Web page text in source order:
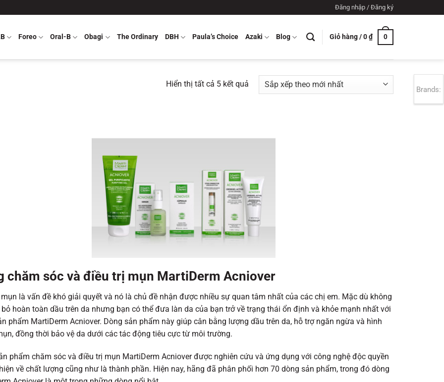
Đăng nhập / Đăng ký
Foreo Oral-B Obagi The Ordinary DBH Paula’s Choice Azaki Blog Giỏ hàng /0₫ 0
Hiển thị tất cả 5 kết quảĐã
sắp
chăm sóc và điều trị mụn MartiDerm Acniover
là vấn đề khó giải quyết và nó là chủ đề nhận được nhiều sự quan tâm nhất của các chị em. Mặc dù không
hoàn toàn dầu trên da nhưng bạn có thể đưa làn da của bạn trở về trạng thái ổn định và khỏe mạnh nhất với
phẩm MartiDerm Acniover. Dòng sản phẩm này giúp cân bằng lượng dầu trên da, hỗ trợ ngăn ngừa và hình
đồng thời bảo vệ da dưới các tác động tiêu cực từ môi trường.
phẩm chăm sóc và điều trị mụn MartiDerm Acniover được nghiên cứu và ứng dụng với công nghệ độc quyền
về chất lượng cũng như là thành phần. Hiện nay, hãng đã phân phối hơn 70 dòng sản phẩm, trong đó dòng
Brands: